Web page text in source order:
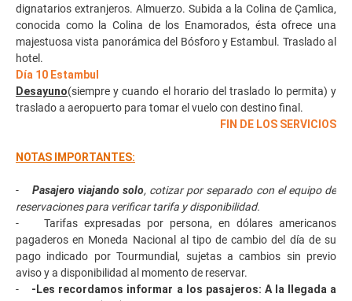
dignatarios extranjeros. Almuerzo. Subida a la Colina de Çamlica,
conocida como la Colina de los Enamorados, ésta ofrece una
majestuosa vista panorámica del Bósforo y Estambul. Traslado al
hotel.
Día 10 Estambul
Desayuno(siempre y cuando el horario del traslado lo permita) y
traslado a aeropuerto para tomar el vuelo con destino final.
FIN DE LOS SERVICIOS
NOTAS IMPORTANTES:
- Pasajero viajando solo, cotizar por separado con el equipo de
reservaciones para verificar tarifa y disponibilidad.
- Tarifas expresadas por persona, en dólares americanos
pagaderos en Moneda Nacional al tipo de cambio del día de su
pago indicado por Tourmundial, sujetas a cambios sin previo
aviso y a disponibilidad al momento de reservar.
- -Les recordamos informar a los pasajeros: A la llegada a